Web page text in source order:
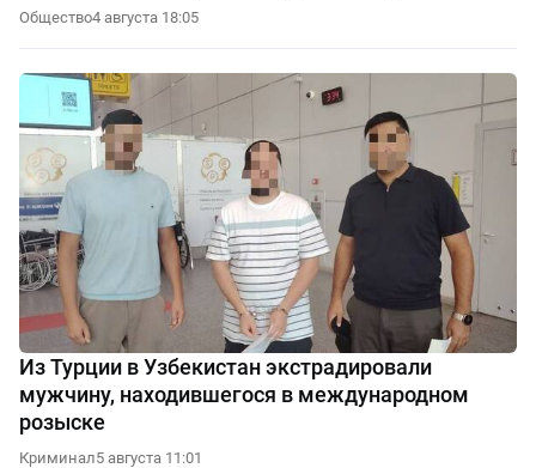
Общество4 августа 18:05
Из Турции в Узбекистан экстрадировали
мужчину, находившегося в международном
розыске
Криминал5 августа 11:01